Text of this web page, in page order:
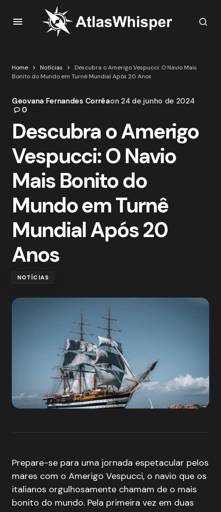
Home Notícias
Descubra o Amerigo Vespucci: O Navio Mais
Bonito do Mundo em Turnê Mundial Após 20 Anos
Geovana Fernandes Corrêaon 24 de junho de 2024
0
Descubra o Amerigo
Vespucci: O Navio
Mais Bonito do
Mundo em Turnê
Mundial Após 20
Anos
NOTÍCIAS
Prepare-se para uma jornada espetacular pelos
mares com o Amerigo Vespucci, o navio que os
italianos orgulhosamente chamam de o mais
bonito do mundo. Pela primeira vez em duas